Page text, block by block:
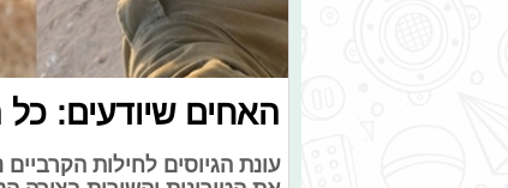
האחים שיודעים: כל
עונת הגיוסים לחילות